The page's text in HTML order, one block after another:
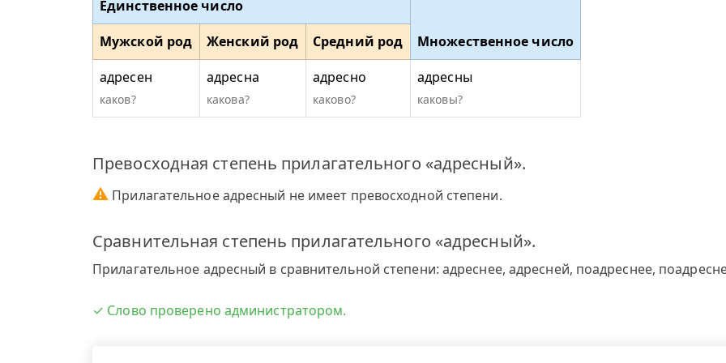
Единственное число
Множественное число
Мужской род Женский род
Средний род
адресен
каков?
адресна
какова?
адресно
каково?
адресны
каковы?
Превосходная степень прилагательного «адресный».
⚠ Прилагательное адресный не имеет превосходной степени.
Сравнительная степень прилагательного «адресный».
Прилагательное адресный в сравнительной степени: адреснее, адресней, поадреснее,
✓ Слово проверено администратором.